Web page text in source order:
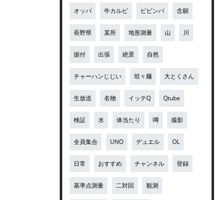
オッパ 牛カルビ ビビンバ 念願
長野県 某所 地形測量 山 川
据付 出張 絶景 自然
チャーハンじじい 坦々麺 大とくさん
生放送 名物 イッテQ Qtube
検証 水 体当たり 噂 撮影
全員集合 UNO デュエル OL
日常 おすすめ チャンネル 登録
基準点測量 二対回 観測